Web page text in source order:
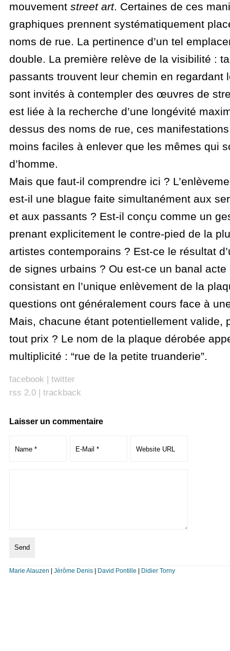
mouvement street art. Certaines de ces
graphiques prennent systématiquement
noms de rue. La pertinence d’un tel
double. La première relève de la visibilité :
passants trouvent leur chemin en regardant
sont invités à contempler des œuvres de
est liée à la recherche d’une longévité
dessus des noms de rue, ces
moins faciles à enlever que les mêmes qui
d’homme.
Mais que faut-il comprendre ici ?
est-il une blague faite simultanément aux
et aux passants ? Est-il conçu comme un
prenant explicitement le contre-pied de la
artistes contemporains ? Est-ce le résultat
de signes urbains ? Ou est-ce un banal
consistant en l’unique enlèvement de la
questions ont généralement cours face à
Mais, chacune étant potentiellement valide,
tout prix ? Le nom de la plaque dérobée
multiplicité : “rue de la petite truanderie”.
facebook | twitter
rss 2.0| trackback
Laisser un commentaire
Marie Alauzen Jérôme Denis| David Pontille Didier Torny